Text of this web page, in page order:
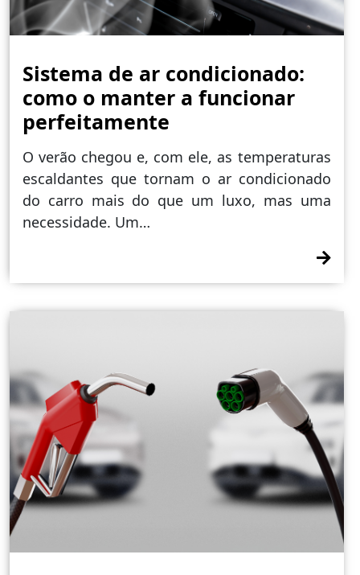
Sistema de ar condicionado:
como o manter a funcionar
perfeitamente
O verão chegou e, com ele, as temperaturas
escaldantes que tornam o ar condicionado
do carro mais do que um luxo, mas uma
necessidade. Um…